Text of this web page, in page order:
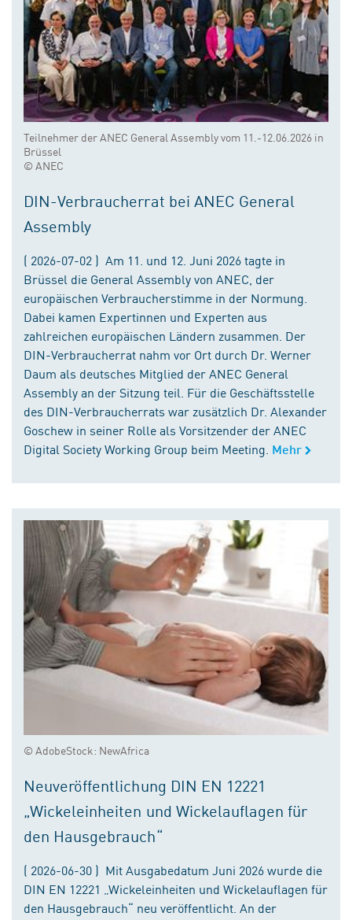
Teilnehmer der ANEC General Assembly vom 11.-12.06.2026 in
Brüssel
© ANEC
DIN-Verbraucherrat bei ANEC General
Assembly
( 2026-07-02 ) Am 11. und 12. Juni 2026 tagte in
Brüssel die General Assembly von ANEC, der
europäischen Verbraucherstimme in der Normung.
Dabei kamen Expertinnen und Experten aus
zahlreichen europäischen Ländern zusammen. Der
DIN-Verbraucherrat nahm vor Ort durch Dr. Werner
Daum als deutsches Mitglied der ANEC General
Assembly an der Sitzung teil. Für die Geschäftsstelle
des DIN-Verbraucherrats war zusätzlich Dr. Alexander
Goschew in seiner Rolle als Vorsitzender der ANEC
Digital Society Working Group beim Meeting. Mehr
© AdobeStock: NewAfrica
Neuveröffentlichung DIN EN 12221
„Wickeleinheiten und Wickelauflagen für
den Hausgebrauch“
( 2026-06-30 ) Mit Ausgabedatum Juni 2026 wurde die
DIN EN 12221 „Wickeleinheiten und Wickelauflagen für
den Hausgebrauch“ neu veröffentlicht. An der